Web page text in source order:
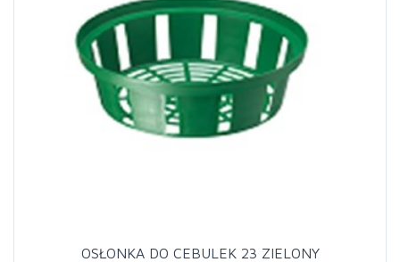
OSŁONKA DO CEBULEK 23 ZIELONY